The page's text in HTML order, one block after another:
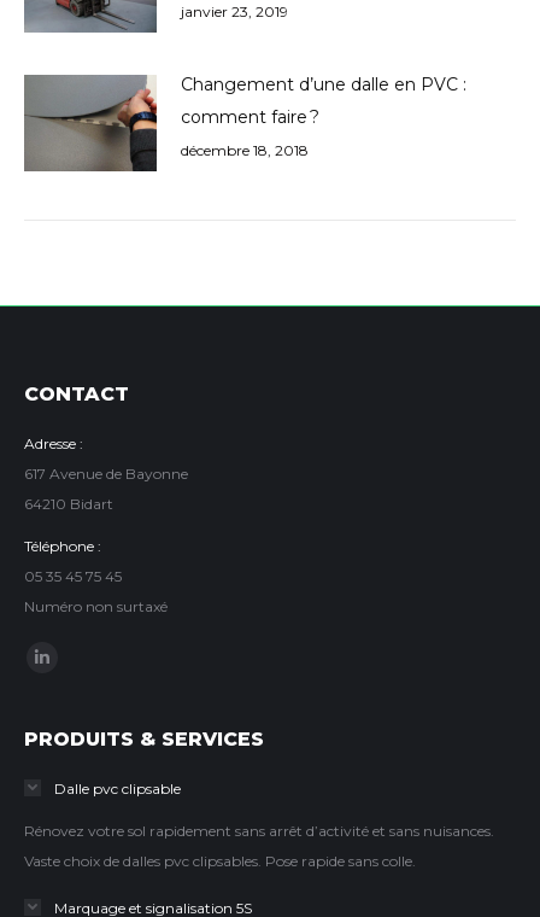
janvier 23, 2019
Changement d’une dalle en PVC :
comment faire ?
décembre 18, 2018
CONTACT
Adresse :
617 Avenue de Bayonne
64210 Bidart
Téléphone :
05 35 45 75 45
Numéro non surtaxé
Trouvez nous sur :
opens
new
window
PRODUITS & SERVICES
Dalle pvc clipsable
Rénovez votre sol rapidement sans arrêt d’activité et sans nuisances.
Vaste choix de dalles pvc clipsables. Pose rapide sans colle.
Marquage et signalisation 5S